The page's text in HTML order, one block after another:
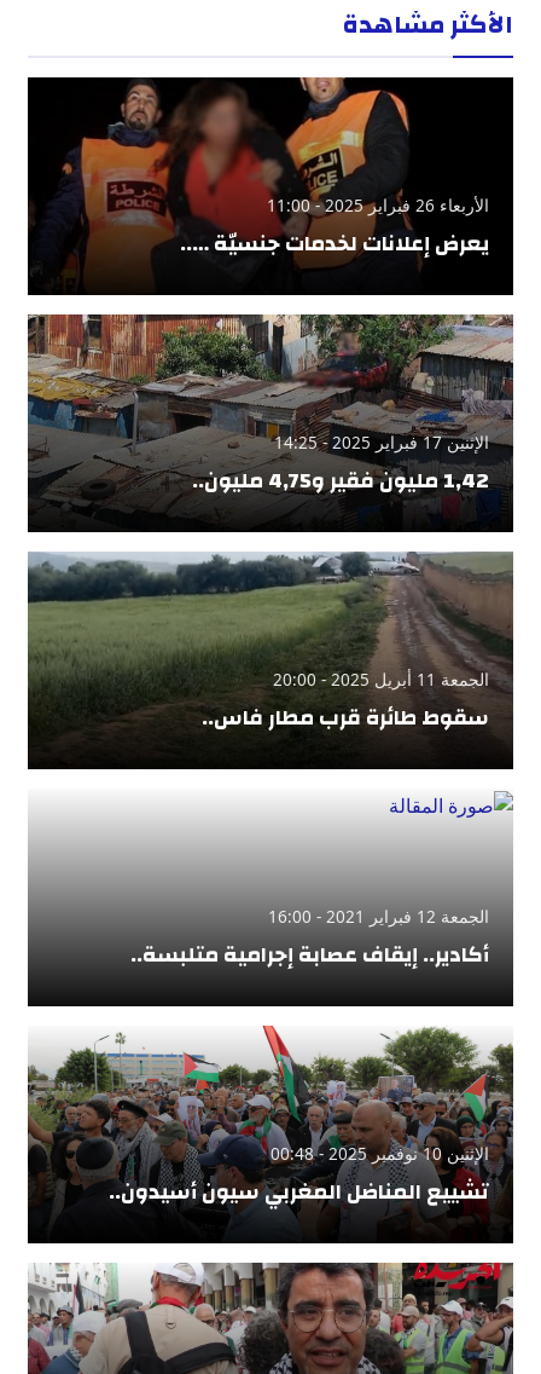
الأكثر مشاهدة
الأربعاء 26 فبراير 2025 - 11:00
يعرض إعلانات لخدمات جنسيّة …..
الإثنين 17 فبراير 2025 - 14:25
1,42 مليون فقير و4,75 مليون..
الجمعة 11 أبريل 2025 - 20:00
سقوط طائرة قرب مطار فاس..
الجمعة 12 فبراير 2021 - 16:00
أكادير.. إيقاف عصابة إجرامية متلبسة..
الإثنين 10 نوفمبر 2025 - 00:48
تشييع المناضل المغربي سيون أسيدون..